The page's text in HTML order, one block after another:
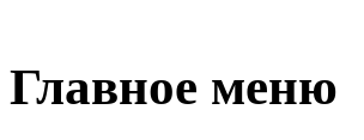
Главное меню